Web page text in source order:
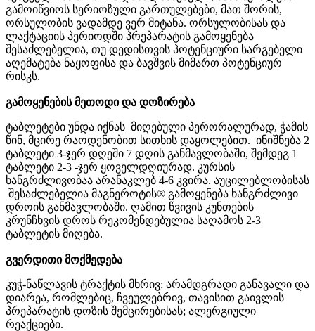
გამოიწვიოს სერიოზული გართულებები, მათ შორის,
ორსულობის ვადამდე ვერ მიტანა. ორსულობისას და
ლაქტაციის პერიოდში პრეპარატის გამოყენება
შესაძლებელია, თუ დედისთვის პოტენციური სარგებელი
აღემატება ნაყოფისა და ბავშვის მიმართ პოტენციურ
რისკს.
გამოყენების მეთოდი და დოზირება
ტაბლეტები უნდა იქნას მიღებული პერორალურად, ჭამის
წინ, მცირე რაოდენობით სითხის დაყოლებით. ინიშნება 2
ტაბლეტი 3-ჯერ დღეში 7 დღის განმავლობაში, შემდეგ 1
ტაბლეტი 2-3 -ჯერ ყოველდღიურად. კურსის
ხანგრძლივობაა არანაკლებ 4-6 კვირა. აუცილებლობისას
შესაძლებელია მაგნეროტის® გამოყენება ხანგრძლივი
დროის განმავლობაში. ღამით წვივის კუნთების
კრუნჩხვის დროს რეკომენდებულია საღამოს 2-3
ტაბლეტის მიღება.
გვერდითი მოქმედება
კუჭ-ნაწლავის ტრაქტის მხრივ: არამდგრადი განავალი და
დიარეა, რომლებიც, ჩვეულებრივ, თავისით გაივლის
პრეპარატის დოზის შემცირებისას; ალერგიული
რეაქციები.